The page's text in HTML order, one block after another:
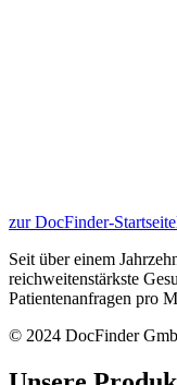
zur DocFinder-Startseite
Seit über einem
reichweitenstärkste
Patientenanfragen pro
© 2024 DocFinder